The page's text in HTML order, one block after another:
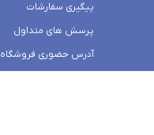
پیگیری سفارشات
پرسش های متداول
آدرس حضوری فروشگاه